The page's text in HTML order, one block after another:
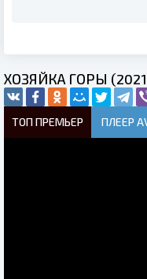
ХОЗЯЙКА ГОРЫ
ТОП ПРЕМЬЕР ПЛЕЕР